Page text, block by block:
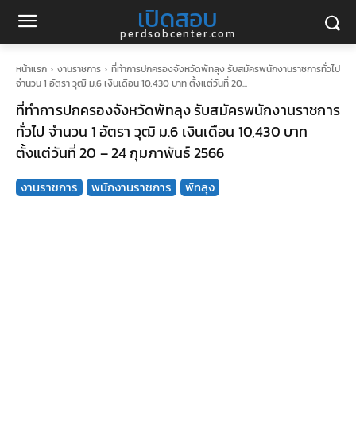
เปิดสอบ
perdsobcenter.com
หน้าแรก งานราชการ
ที่ทำการปกครองจังหวัดพัทลุง รับสมัครพนักงานราชการทั่วไป
จำนวน 1 อัตรา วุฒิ ม.6 เงินเดือน 10,430 บาท ตั้งแต่วันที่ 20...
ที่ทำการปกครองจังหวัดพัทลุง รับสมัครพนักงานราชการ
ทั่วไป จำนวน 1 อัตรา วุฒิ ม.6 เงินเดือน 10,430 บาท
ตั้งแต่วันที่ 20 – 24 กุมภาพันธ์ 2566
งานราชการ พนักงานราชการ พัทลุง